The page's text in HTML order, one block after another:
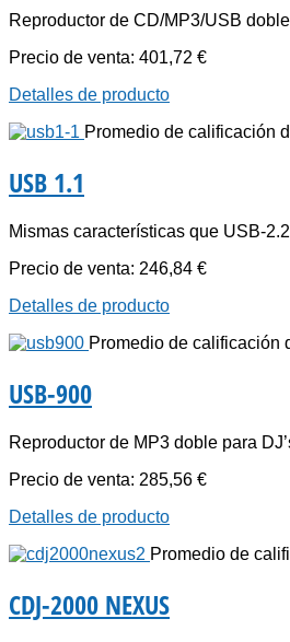
Reproductor de CD/MP3/USB
Precio de venta: 401,72 €
Detalles de producto
Promedio de calificación
USB 1.1
Mismas características que USB-
Precio de venta: 246,84 €
Detalles de producto
Promedio de calificación
USB-900
Reproductor de MP3 doble para
Precio de venta: 285,56 €
Detalles de producto
Promedio de
CDJ-2000 NEXUS